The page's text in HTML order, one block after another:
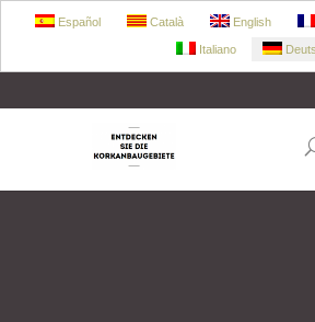
Español Català English
Italiano